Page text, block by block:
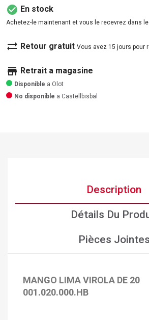
check_circle En stock
Achetez-le maintenant et vous le recevrez dans
sync_alt Retour gratuit Vous avez 15 jours pour
store Retrait a magasine
Disponible a Olot
No disponible a Castellbisbal
Description
Détails Du
Pièces Jointes
MANGO LIMA VIROLA DE 20
001.020.000.HB